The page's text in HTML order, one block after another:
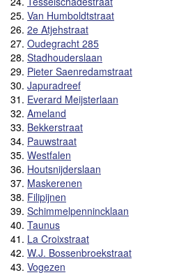
25. Van Humboldtstraat
26. 2e Atjehstraat
27. Oudegracht 285
28. Stadhouderslaan
29. Pieter Saenredamstraat
30. Japuradreef
31. Everard Meijsterlaan
32. Ameland
33. Bekkerstraat
34. Pauwstraat
35. Westfalen
36. Houtsnijderslaan
37. Maskerenen
38. Filipijnen
39. Schimmelpennincklaan
40. Taunus
41. La Croixstraat
42. W.J. Bossenbroekstraat
43. Vogezen